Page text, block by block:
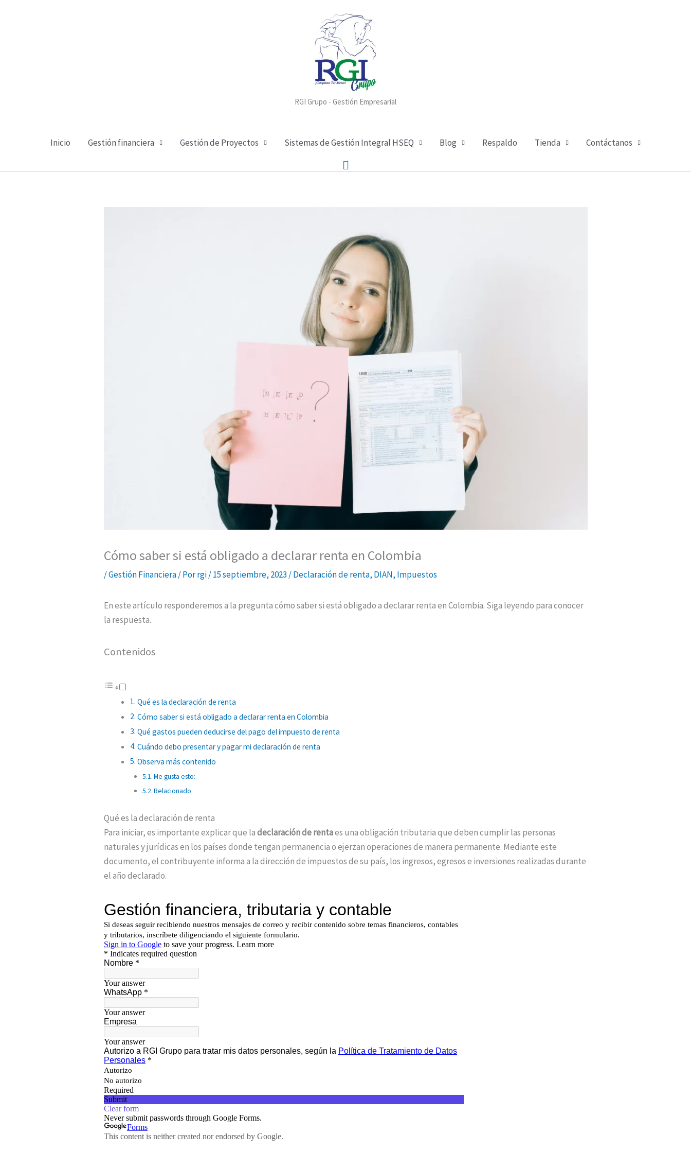
RGI Grupo - Gestión Empresarial
Inicio Gestión financiera Gestión de Proyectos Sistemas de Gestión Integral HSEQ Blog Respaldo Tienda Contáctanos
Buscar
Cómo saber si está obligado a declarar renta en Colombia
/Gestión Financiera/ Porrgi/15 septiembre, 2023 /Declaración de renta, DIAN, Impuestos
En este artículo responderemos a la pregunta cómo saber si está obligado a declarar renta en Colombia. Siga leyendo para conocer
la respuesta.
Contenidos
Qué es la declaración de renta
Cómo saber si está obligado a declarar renta en Colombia
Qué gastos pueden deducirse del pago del impuesto de renta
Cuándo debo presentar y pagar mi declaración de renta
Observa más contenido
Me gusta esto:
Relacionado
Qué es la declaración de renta
Para iniciar, es importante explicar que ladeclaración de rentaes una obligación tributaria que deben cumplir las personas
naturales y jurídicas en los países donde tengan permanencia o ejerzan operaciones de manera permanente. Mediante este
documento, el contribuyente informa a la dirección de impuestos de su país, los ingresos, egresos e inversiones realizadas durante
el año declarado.